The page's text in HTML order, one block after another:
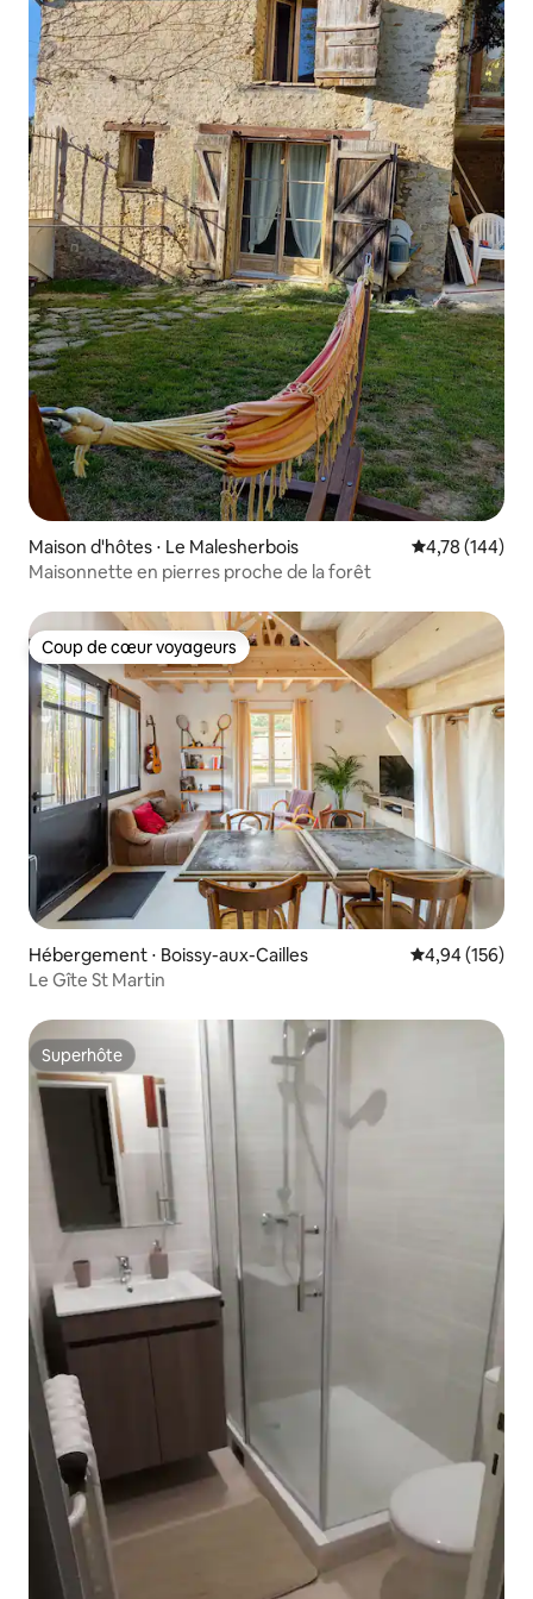
Maison d'hôtes ⋅ Le Malesherbois Évaluation
4,78 (144)
Maisonnette en pierres proche de la forêt
Coup de cœur voyageurs
Coup de cœur voyageurs
Hébergement ⋅ Boissy-aux-Cailles Évaluation
4,94 (156)
Le Gîte St Martin
Superhôte
Superhôte